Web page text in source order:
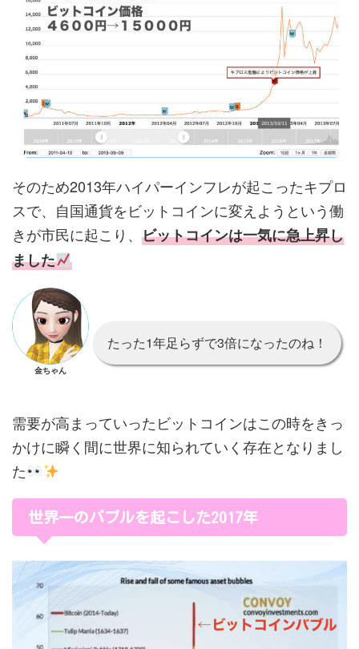
そのため2013年ハイパーインフレが起こったキプロ
スで、自国通貨をビットコインに変えようという働
きが市民に起こり、 ビットコインは一気に急上昇し
ました
金ちゃん
たった1年足らずで3倍になったのね！
需要が高まっていったビットコインはこの時をきっ
かけに瞬く間に世界に知られていく存在となりまし
た
世界一のバブルを起こした2017年